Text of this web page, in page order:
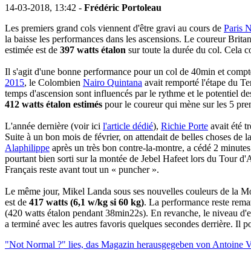
14-03-2018, 13:42 - Frédéric Portoleau
Les premiers grand cols viennent d'être gravi au cours de Paris
la baisse les performances dans les ascensions. Le coureur
estimée est de 397 watts étalon sur toute la durée du col. Cela
Il s'agit d'une bonne performance pour un col de 40min et
2015, le Colombien Nairo Quintana avait remporté l'étape du
temps d'ascension sont influencés par le rythme et le potentiel
412 watts étalon estimés pour le coureur qui mène sur les 5
L'année dernière (voir ici l'article dédié), Richie Porte avait été
Suite à un bon mois de février, on attendait de belles choses de
Alaphilippe après un très bon contre-la-montre, a cédé 2
pourtant bien sorti sur la montée de Jebel Hafeet lors du Tour
Français reste avant tout un « puncher ».
Le même jour, Mikel Landa sous ses nouvelles couleurs de la
est de 417 watts (6,1 w/kg si 60 kg). La performance reste
(420 watts étalon pendant 38min22s). En revanche, le niveau
a terminé avec les autres favoris quelques secondes derrière. Il
"Not Normal ?" lies, das Magazin herausgegeben von Antoine